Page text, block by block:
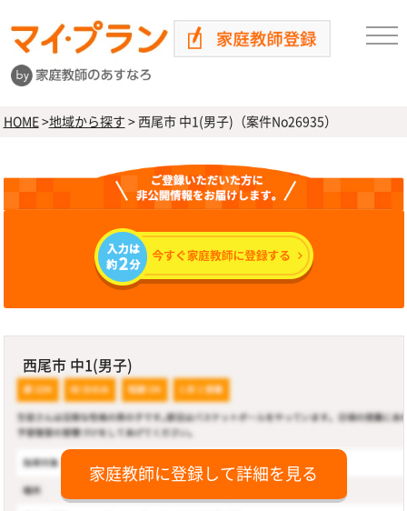
HOME>地域から探す >西尾市 中1(男子)（案件No26935）
西尾市 中1(男子)
家庭教師に登録して詳細を見る